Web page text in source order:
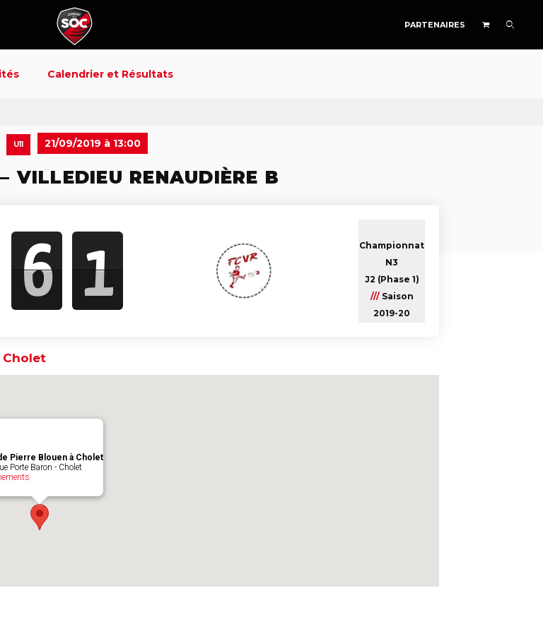
PARTENAIRES
Calendrier et Résultats
U11 21/09/2019 à 13:00
VILLEDIEU RENAUDIÈRE B
6 1
Championnat
N3
J2 (Phase 1)
///Saison
2019-20
Cholet
Pierre Blouen à Cholet
Porte Baron - Cholet